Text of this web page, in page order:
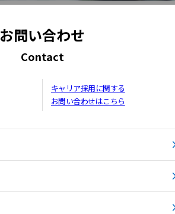
お問い合わせ
Contact
キャリア採用に関する
お問い合わせはこちら